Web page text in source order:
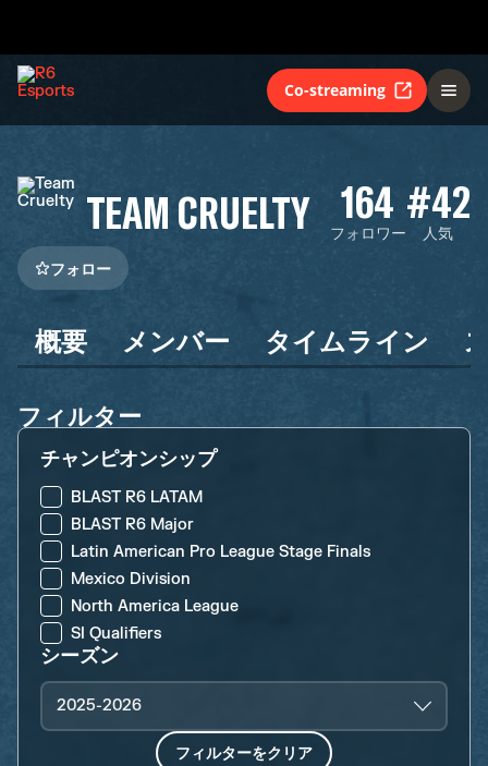
Co-streaming
TEAM CRUELTY 164
フォロワー
#42
人気
フォロー
概要 メンバー タイムライン
フィルター
チャンピオンシップ
BLAST R6 LATAM
BLAST R6 Major
Latin American Pro League Stage Finals
Mexico Division
North America League
SI Qualifiers
シーズン
2025-2026
フィルターをクリア